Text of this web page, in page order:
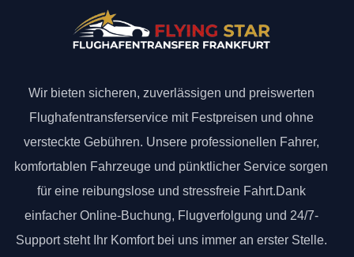
Wir bieten sicheren, zuverlässigen und preiswerten
Flughafentransferservice mit Festpreisen und ohne
versteckte Gebühren. Unsere professionellen Fahrer,
komfortablen Fahrzeuge und pünktlicher Service sorgen
für eine reibungslose und stressfreie Fahrt.Dank
einfacher Online-Buchung, Flugverfolgung und 24/7-
Support steht Ihr Komfort bei uns immer an erster Stelle.